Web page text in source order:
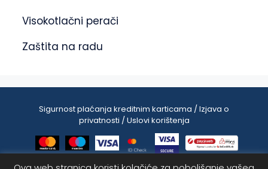
Visokotlačni perači
Zaštita na radu
Sigurnost plaćanja kreditnim karticama / Izjava o
privatnosti / Uslovi korištenja